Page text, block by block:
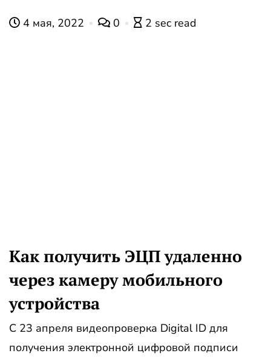
4 мая, 2022 0 2 sec read
Как получить ЭЦП удаленно
через камеру мобильного
устройства
С 23 апреля видеопроверка Digital ID для
получения электронной цифровой подписи